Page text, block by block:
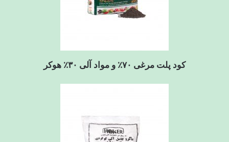
کود پلت مرغی ۷۰٪ و مواد آلی ۳۰٪ هوکر